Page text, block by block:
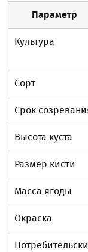
Параметр
Культура
Сорт
Срок
Высота куста
Размер кисти
Масса ягоды
Окраска